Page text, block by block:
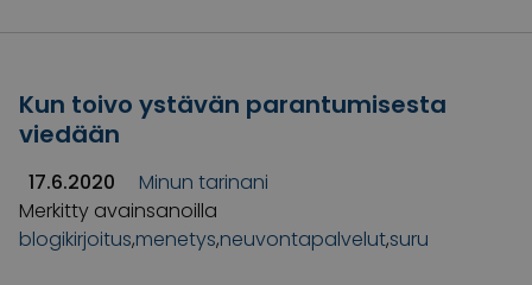
Kun toivo ystävän parantumisesta
viedään
17.6.2020
Minun tarinani
Merkitty avainsanoilla
blogikirjoitus,menetys,neuvontapalvelut,suru